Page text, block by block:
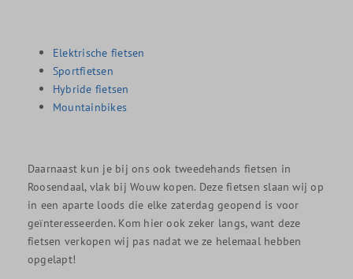
Elektrische fietsen
Sportfietsen
Hybride fietsen
Mountainbikes
Daarnaast kun je bij ons ook tweedehands fietsen in
Roosendaal, vlak bij Wouw kopen. Deze fietsen slaan wij op
in een aparte loods die elke zaterdag geopend is voor
geïnteresseerden. Kom hier ook zeker langs, want deze
fietsen verkopen wij pas nadat we ze helemaal hebben
opgelapt!